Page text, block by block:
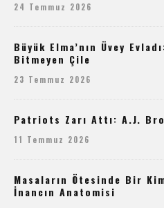
24 Temmuz 2026
Büyük Elma’nın Üvey
Bitmeyen Çile
23 Temmuz 2026
Patriots Zarı Attı: A.J.
11 Temmuz 2026
Masaların Ötesinde Bir
İnancın Anatomisi